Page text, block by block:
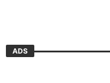
ADS